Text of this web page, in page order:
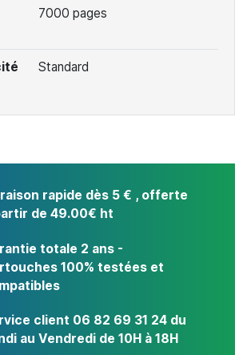
7000 pages
Standard
rapide dès 5 € , offerte
de 49.00€ ht
totale 2 ans -
100% testées et
client 06 82 69 31 24 du
au Vendredi de 10H à 18H